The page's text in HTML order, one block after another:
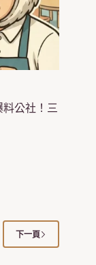
料公社！三
下一頁